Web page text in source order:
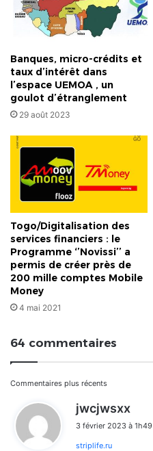
couronne
Banques, micro-crédits et
taux d’intérêt dans
l’espace UEMOA , un
goulot d’étranglement
29 août 2023
Togo/Digitalisation des
services financiers : le
Programme ‘’Novissi’’ a
permis de créer près de
200 mille comptes Mobile
Money
4 mai 2021
64 commentaires
Navigation
dans
les
Commentaires plus récents
jwcjwsxx
t
3 février 2023 à 1h49
striplife.ru